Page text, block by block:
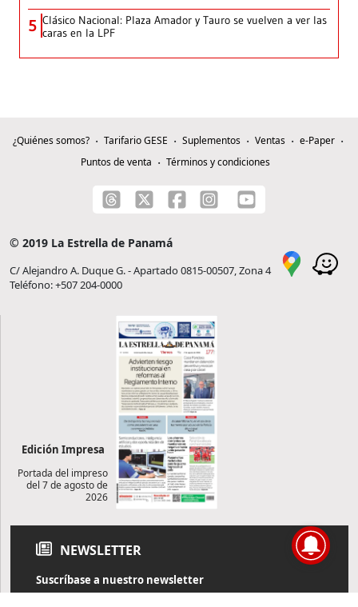
5 Clásico Nacional: Plaza Amador y Tauro se vuelven a ver las
caras en la LPF
¿Quiénes somos? Tarifario GESE Suplementos Ventas
e-Paper
Puntos de venta
Términos y condiciones
© 2019 La Estrella de Panamá
C/ Alejandro A. Duque G. - Apartado 0815-00507, Zona 4
Teléfono: +507 204-0000
Edición Impresa
Portada del impreso
del 7 de agosto de
2026
NEWSLETTER
Suscríbase a nuestro newsletter
Reciba diariamente información de actualidad directamente en